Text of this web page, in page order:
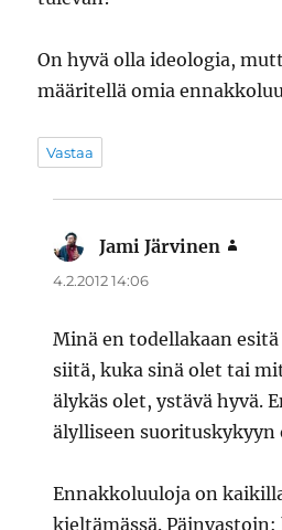
On hyvä olla ideologia,
määritellä omia
Vastaa
Jami Järvinen
4.2.2012 14:06
Minä en todellakaan
siitä, kuka sinä olet tai
älykäs olet, ystävä hyvä.
älylliseen
Ennakkoluuloja on
kieltämässä.